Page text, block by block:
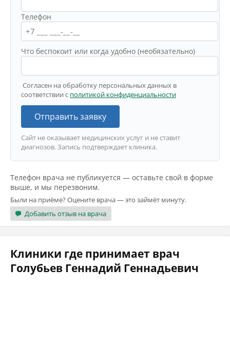
Телефон
Что беспокоит или когда удобно (необязательно)
Согласен на обработку персональных данных в
соответствии с политикой конфиденциальности
Отправить заявку
Сайт не оказывает медицинских услуг и не ставит
диагнозов. Запись подтверждает клиника.
Телефон врача не публикуется — оставьте свой в форме
выше, и мы перезвоним.
Были на приёме? Оцените врача — это займёт минуту.
Добавить отзыв на врача
Клиники где принимает врач
Голубьев Геннадий Геннадьевич